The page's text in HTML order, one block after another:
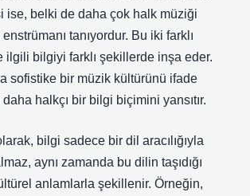
ise, belki de daha çok halk müziği
tanıyordur. Bu iki farklı
ilgili bilgiyi farklı şekillerde inşa eder.
sofistike bir müzik kültürünü ifade
halkçı bir bilgi biçimini yansıtır.
bilgi sadece bir dil aracılığıyla
aynı zamanda bu dilin taşıdığı
anlamlarla şekillenir. Örneğin,